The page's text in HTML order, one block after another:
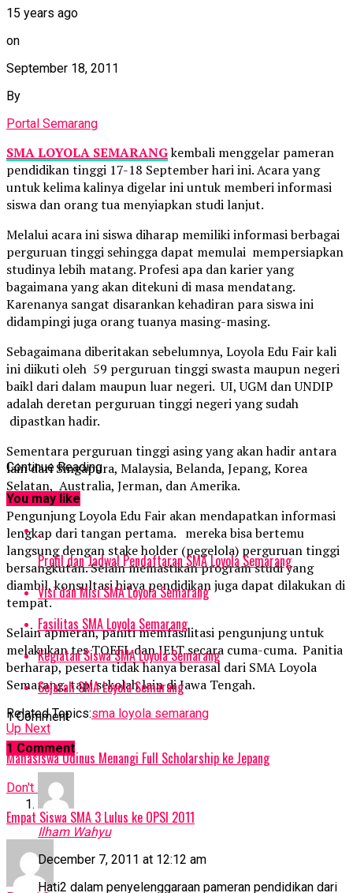
15 years ago
on
September 18, 2011
By
Portal Semarang
SMA LOYOLA SEMARANGkembali menggelar pameran
pendidikan tinggi 17-18 September hari ini. Acara yang
untuk kelima kalinya digelar ini untuk memberi informasi
siswa dan orang tua menyiapkan studi lanjut.
Melalui acara ini siswa diharap memiliki informasi berbagai
perguruan tinggi sehingga dapat memulai mempersiapkan
studinya lebih matang. Profesi apa dan karier yang
bagaimana yang akan ditekuni di masa mendatang.
Karenanya sangat disarankan kehadiran para siswa ini
didampingi juga orang tuanya masing-masing.
Sebagaimana diberitakan sebelumnya, Loyola Edu Fair kali
ini diikuti oleh 59 perguruan tinggi swasta maupun negeri
baikl dari dalam maupun luar negeri. UI, UGM dan UNDIP
adalah deretan perguruan tinggi negeri yang sudah
dipastkan hadir.
Sementara perguruan tinggi asing yang akan hadir antara
lain dari Singapura, Malaysia, Belanda, Jepang, Korea
Selatan, Australia, Jerman, dan Amerika.
Pengunjung Loyola Edu Fair akan mendapatkan informasi
lengkap dari tangan pertama. mereka bisa bertemu
langsung dengan stake holder (pegelola) perguruan tinggi
bersangkutan. Selain memastikan program studi yang
diambil, konsultasi biaya pendidikan juga dapat dilakukan di
tempat.
Selain apmeran, paniti memfasilitasi pengunjung untuk
melakukan tes TOEFL dan IELT secara cuma-cuma. Panitia
berharap, peserta tidak hanya berasal dari SMA Loyola
Semarang, tapi sekolah lain di Jawa Tengah.
Related Topics:sma loyola semarang
Up Next
Mahasiswa Udinus Menangi Full Scholarship ke Jepang
Don't Miss
Empat Siswa SMA 3 Lulus ke OPSI 2011
Continue Reading
You may like
Profil dan Jadwal Pendaftaran SMA Loyola Semarang
Visi dan Misi SMA Loyola Semarang
Fasilitas SMA Loyola Semarang
Kegiatan Siswa SMA Loyola Semarang
Sejarah SMA Loyola Semarang
1 Comment
1 Comment
Ilham Wahyu
December 7, 2011 at 12:12 am
Hati2 dalam penyelenggaraan pameran pendidikan dari